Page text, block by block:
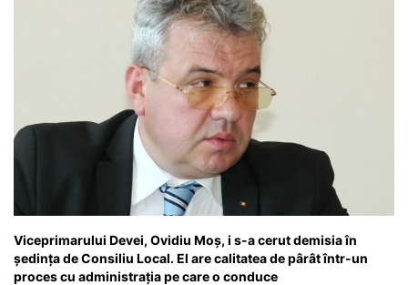
Viceprimarului Devei, Ovidiu Moș, i s-a cerut demisia în
ședința de Consiliu Local. El are calitatea de pârât într-un
proces cu administrația pe care o conduce